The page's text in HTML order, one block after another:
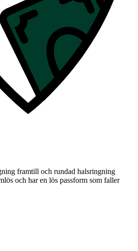
framtill och rundad halsringning
och har en lös passform som faller